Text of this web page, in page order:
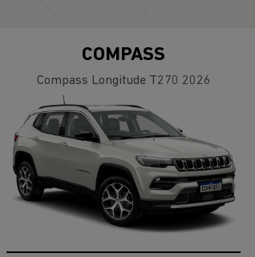
COMPASS
Compass Longitude T270 2026